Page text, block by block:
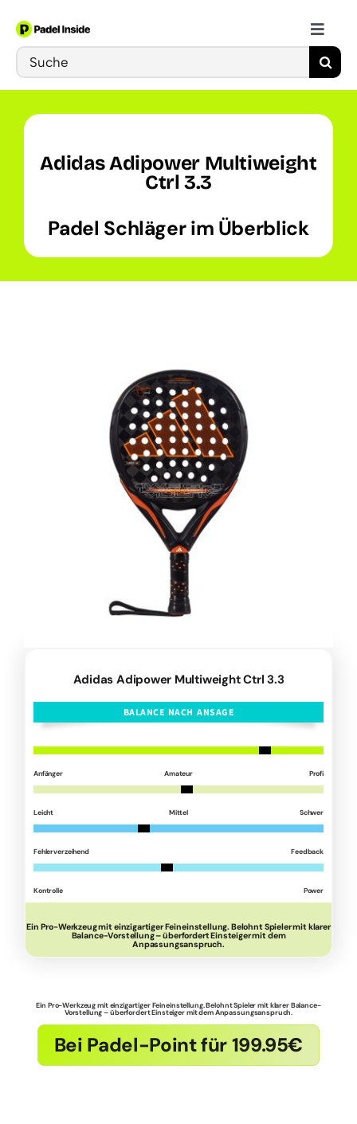
content
Toggle
Schläger
Bälle
Schuhe
Training
Search
for:
Adidas Adipower Multiweight
Ctrl 3.3
Padel Schläger im Überblick
Adidas Adipower Multiweight Ctrl 3.3
BALANCE NACH ANSAGE
Anfänger Amateur Profi
Leicht Mittel Schwer
Fehlerverzeihend Feedback
Kontrolle Power
Ein Pro-Werkzeug mit einzigartiger Feineinstellung. Belohnt Spieler mit klarer
Balance-Vorstellung – überfordert Einsteiger mit dem
Anpassungsanspruch.
Ein Pro-Werkzeug mit einzigartiger Feineinstellung. Belohnt Spieler mit klarer Balance-
Vorstellung – überfordert Einsteiger mit dem Anpassungsanspruch.
Bei Padel-Point für 199.95€